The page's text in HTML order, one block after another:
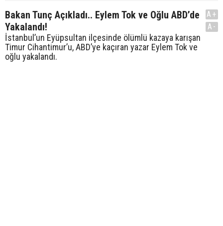
Bakan Tunç Açıkladı.. Eylem Tok ve Oğlu ABD’de
Yakalandı!
İstanbul’un Eyüpsultan ilçesinde ölümlü kazaya karışan
Timur Cihantimur’u, ABD’ye kaçıran yazar Eylem Tok ve
oğlu yakalandı.
A+
A-